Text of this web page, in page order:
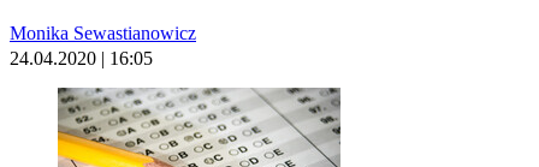
Monika Sewastianowicz
24.04.2020 | 16:05